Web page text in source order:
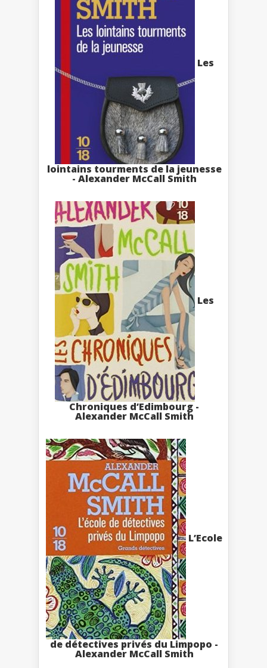
Les
lointains tourments de la jeunesse
- Alexander McCall Smith
Les
Chroniques d’Edimbourg -
Alexander McCall Smith
L’Ecole
de détectives privés du Limpopo -
Alexander McCall Smith